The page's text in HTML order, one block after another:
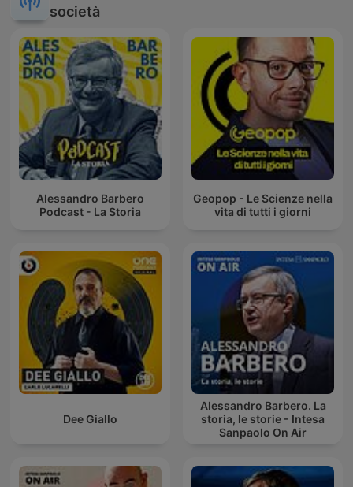
società
Alessandro Barbero
Podcast - La Storia
Geopop - Le Scienze nella
vita di tutti i giorni
Dee Giallo
Alessandro Barbero. La
storia, le storie - Intesa
Sanpaolo On Air